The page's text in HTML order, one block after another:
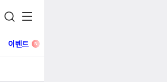
이벤트 N